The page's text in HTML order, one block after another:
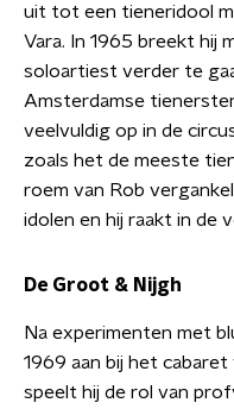
uit tot een tieneridool
Vara. In 1965 breekt hij
soloartiest verder te
Amsterdamse
veelvuldig op in de
zoals het de meeste
roem van Rob
idolen en hij raakt in de
De Groot & Nijgh
Na experimenten met
1969 aan bij het
speelt hij de rol van